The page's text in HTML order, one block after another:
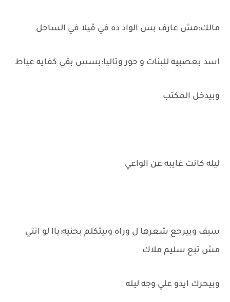
مالك:مش عارف بس الواد ده في ڤيلا في الساحل
اسد بعصبيه للبنات و حور وتاليا:بسس بقي كفايه عياط
وبيدخل المكتب
ليله كانت غايبه عن الواعي
سيف وبيرجع شعرها ل وراه وبيتكلم بحنيه:ياا لو انتي
مش تبع سليم ملاك
وبيحرك ايدو علي وجه ليله